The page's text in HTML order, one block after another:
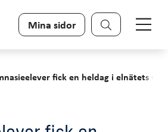
Sök
Mina sidor
fick en heldag i elnätets